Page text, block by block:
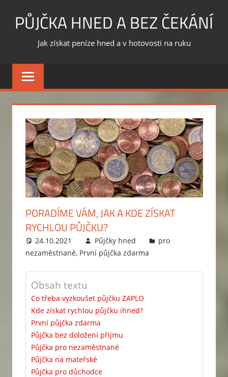
PŮJČKA HNED A BEZ ČEKÁNÍ
Jak získat peníze hned a v hotovosti na ruku
PORADÍME VÁM, JAK A KDE ZÍSKAT
RYCHLOU PŮJČKU?
24.10.2021 Půjčky hned
pro
nezaměstnané, První půjčka zdarma
Obsah textu
Co třeba vyzkoušet půjčku ZAPLO
Kde získat rychlou půjčku ihned?
První půjčka zdarma
Půjčka bez doložení přijmu
Půjčka pro nezaměstnané
Půjčka na mateřské
Půjčka pro důchodce